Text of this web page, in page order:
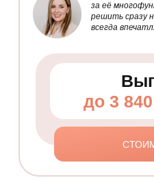
за её
решить сразу
всегда
до 3